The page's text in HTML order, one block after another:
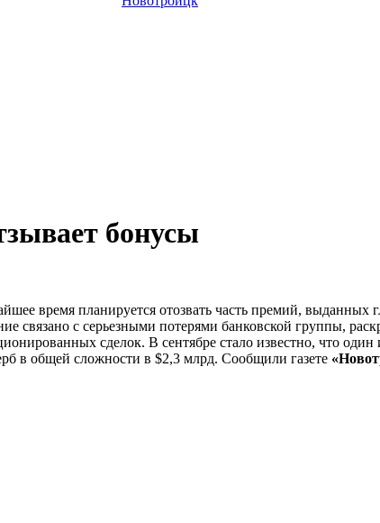
бонусы
время планируется отозвать часть премий,
с серьезными потерями банковской группы,
сделок. В сентябре стало известно, что
в общей сложности в $2,3 млрд. Сообщили газете